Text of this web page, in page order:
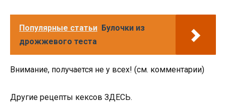
Популярные статьи Булочки из
дрожжевого теста
Внимание, получается не у всех! (см. комментарии)
Другие рецепты кексов ЗДЕСЬ.